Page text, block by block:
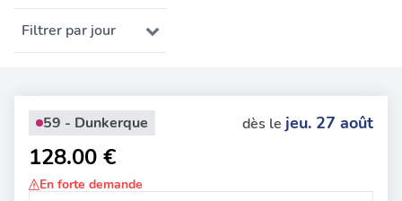
Test Psychotechnique
Filtrer par jour
59 - Dunkerque dès le jeu. 27 août
128.00 €
En forte demande